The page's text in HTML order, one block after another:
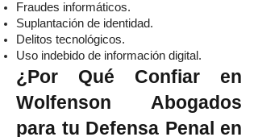
Fraudes informáticos.
Suplantación de identidad.
Delitos tecnológicos.
Uso indebido de información digital.
¿Por Qué Confiar en
Wolfenson Abogados
para tu Defensa Penal en